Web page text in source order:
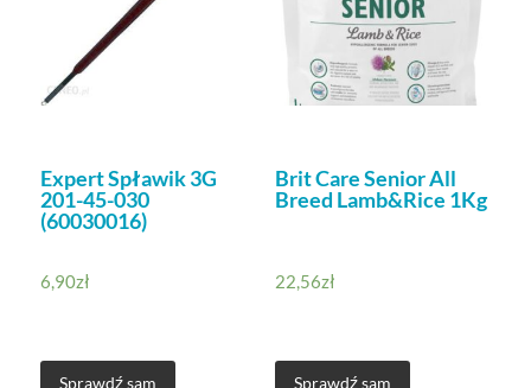
Expert Spławik 3G
201-45-030
(60030016)
6,90zł
Sprawdź sam
Brit Care Senior All
Breed Lamb&Rice 1Kg
22,56zł
Sprawdź sam